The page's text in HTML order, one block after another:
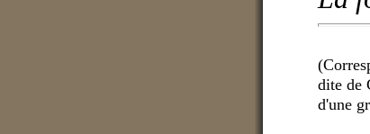
dite de
d'une